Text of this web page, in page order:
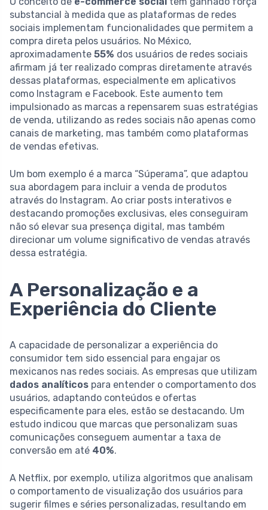
substancial à medida que as plataformas de redes
sociais implementam funcionalidades que permitem a
compra direta pelos usuários. No México,
aproximadamente 55% dos usuários de redes sociais
afirmam já ter realizado compras diretamente através
dessas plataformas, especialmente em aplicativos
como Instagram e Facebook. Este aumento tem
impulsionado as marcas a repensarem suas estratégias
de venda, utilizando as redes sociais não apenas como
canais de marketing, mas também como plataformas
de vendas efetivas.
Um bom exemplo é a marca “Súperama”, que adaptou
sua abordagem para incluir a venda de produtos
através do Instagram. Ao criar posts interativos e
destacando promoções exclusivas, eles conseguiram
não só elevar sua presença digital, mas também
direcionar um volume significativo de vendas através
dessa estratégia.
A Personalização e a
Experiência do Cliente
A capacidade de personalizar a experiência do
consumidor tem sido essencial para engajar os
mexicanos nas redes sociais. As empresas que utilizam
dados analíticos para entender o comportamento dos
usuários, adaptando conteúdos e ofertas
especificamente para eles, estão se destacando. Um
estudo indicou que marcas que personalizam suas
comunicações conseguem aumentar a taxa de
conversão em até 40%.
A Netflix, por exemplo, utiliza algoritmos que analisam
o comportamento de visualização dos usuários para
sugerir filmes e séries personalizadas, resultando em